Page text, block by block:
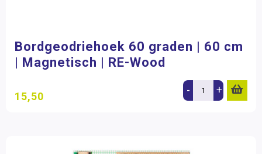
Bordgeodriehoek 60 graden | 60 cm
| Magnetisch | RE-Wood
15,50 - +